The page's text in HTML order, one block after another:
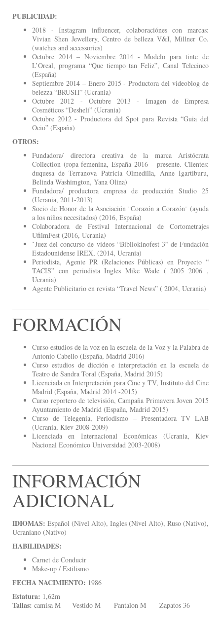
PUBLICIDAD:
2018 - Instagram influencer, colaboraciónes con marcas:
Vivian Shen Jewellery, Centro de belleza V&I, Millner Co.
(watches and accessories)
Octubre 2014 – Noviembre 2014 - Modelo para tinte de
L’Oreal, programa “Que tiempo tan Feliz”, Canal Telecinco
(España)
Septiembre 2014 – Enero 2015 - Productora del videoblog de
belezza “BRUSH” (Ucrania)
Octubre 2012 - Octubre 2013 - Imagen de Empresa
Cosméticos “Desheli” (Ucrania)
Octubre 2012 - Productora del Spot para Revista “Guia del
Ocio” (España)
OTROS:
Fundadora/ directora creativa de la marca Aristócrata
Collection (ropa femenina, España 2016 – presente. Clientes:
duquesa de Terranova Patricia Olmedilla, Anne Igartiburu,
Belinda Washimgton, Yana Olina)
Fundadora/ productora empresa de producción Studio 25
(Ucrania, 2011-2013)
Socio de Honor de la Asociación ¨Corazón a Corazón¨ (ayuda
a los niños necesitados) (2016, España)
Colaboradora de Festival Internacional de Cortometrajes
UfilmFest (2016, Ucrania)
ˇJuez del concurso de vídeos “Bibliokinofest 3” de Fundación
Estadounidense IREX, (2014, Ucrania)
Periodista, Agente PR (Relaciones Públicas) en Proyecto “
TACIS” con periodista Ingles Mike Wade ( 2005 2006 ,
Ucrania)
Agente Publicitario en revista “Travel News” ( 2004, Ucrania)
FORMACIÓN
Curso estudios de la voz en la escuela de la Voz y la Palabra de
Antonio Cabello (España, Madrid 2016)
Curso estudios de dicción e interpretación en la escuela de
Teatro de Sandra Toral (España, Madrid 2015)
Licenciada en Interpretación para Cine y TV, Instituto del Cine
Madrid (España, Madrid 2014 -2015)
Curso reportero de televisión, Campaña Primavera Joven 2015
Ayuntamiento de Madrid (España, Madrid 2015)
Curso de Telegenia, Periodismo – Presentadora TV LAB
(Ucrania, Kiev 2008-2009)
Licenciada en Internacional Económicas (Ucrania, Kiev
Nacional Económico Universidad 2003-2008)
INFORMACIÓN
ADICIONAL
IDIOMAS: Español (Nivel Alto), Ingles (Nivel Alto), Ruso (Nativo),
Ucraniano (Nativo)
HABILIDADES:
Carnet de Conducir
Make-up / Estilismo
FECHA NACIMIENTO: 1986
Estatura: 1,62m
Tallas: camisa M Vestido M Pantalon M Zapatos 36